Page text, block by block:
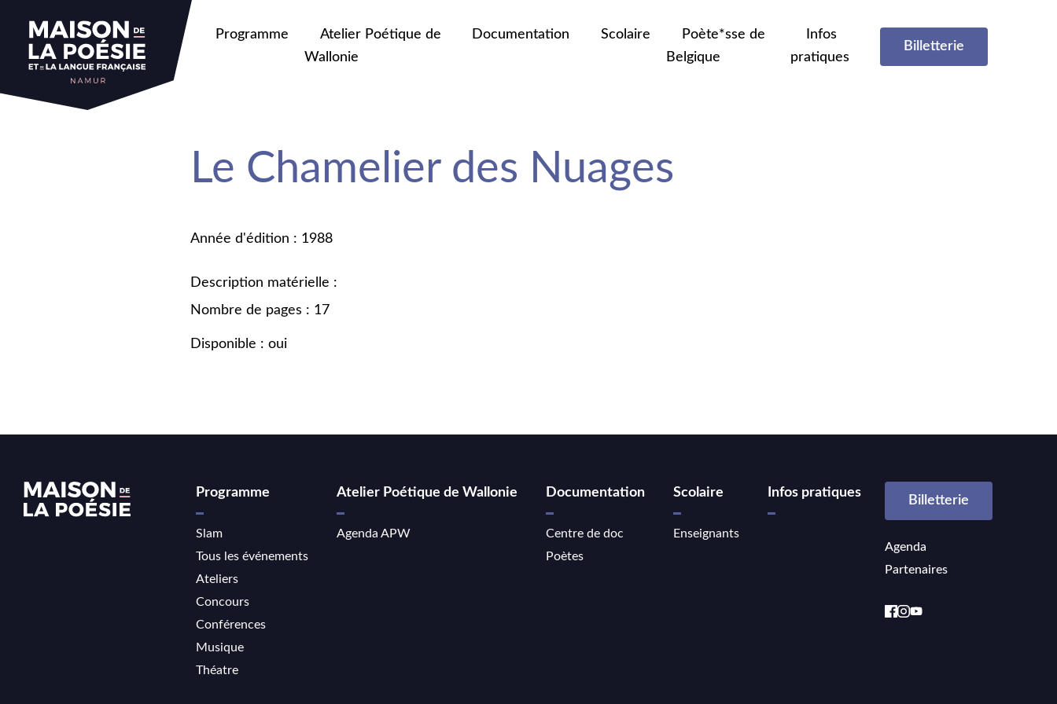
Programme
Atelier Poétique de
Wallonie
Documentation Scolaire
Poète*sse de
Belgique
Infos
pratiques
Billetterie
Le Chamelier des Nuages
Année d'édition : 1988
Description matérielle :
Nombre de pages : 17
Disponible : oui
Programme
Slam
Tous les événements
Ateliers
Concours
Conférences
Musique
Théatre
Atelier Poétique de Wallonie
Agenda APW
Documentation
Centre de doc
Poètes
Scolaire
Enseignants
Infos pratiques
Billetterie
Agenda
Partenaires